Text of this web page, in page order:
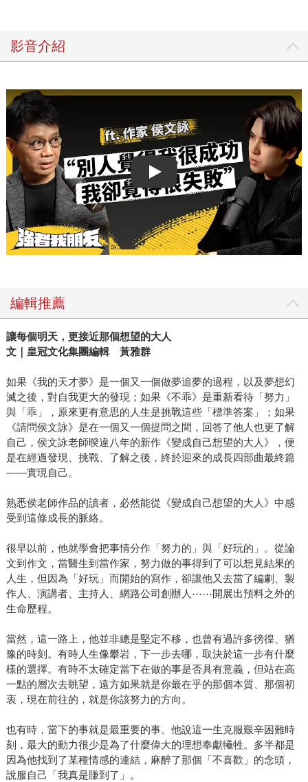
影音介紹
Play video
編輯推薦
讓每個明天，更接近那個想望的大人
文｜皇冠文化集團編輯 黃雅群
如果《我的天才夢》是一個又一個做夢追夢的過程，以及夢想幻
滅之後，對自我更大的發現；如果《不乖》是重新看待「努力」
與「乖」，原來更有意思的人生是挑戰這些「標準答案」；如果
《請問侯文詠》是在一個又一個提問之間，回答了他人也更了解
自己，侯文詠老師暌違八年的新作《變成自己想望的大人》，便
是在經過發現、挑戰、了解之後，終於迎來的成長四部曲最終篇
——實現自己。
熟悉侯老師作品的讀者，必然能從《變成自己想望的大人》中感
受到這條成長的脈絡。
很早以前，他就學會把事情分作「努力的」與「好玩的」。從論
文到作文，當醫生到當作家，努力做的事得到了可以想見結果的
人生，但因為「好玩」而開始的寫作，卻讓他又去當了編劇、製
作人、演講者、主持人、網路公司創辦人⋯⋯開展出預料之外的
生命歷程。
當然，這一路上，他並非總是堅定不移，也曾有過許多徬徨、猶
豫的時刻。有時人生像攀岩，下一步去哪，取決於這一步有什麼
樣的選擇。有時不太確定當下在做的事是否具有意義，但站在高
一點的層次去眺望，遠方如果就是你最在乎的那個本質、那個初
衷，現在前往的，就是你該努力的方向。
也有時，當下的事就是最重要的事。他說這一生克服艱辛困難時
刻，最大的動力很少是為了什麼偉大的理想奉獻犧牲。多半都是
因為他找到了某種情感的連結，麻醉了那個「不喜歡」的念頭，
說服自己「我真是賺到了」。